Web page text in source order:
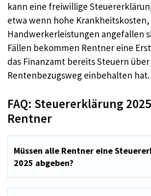
kann eine freiwillige
etwa wenn hohe
Handwerkerleistungen angefallen
Fällen bekommen Rentner eine
das Finanzamt bereits Steuern
Rentenbezugsweg einbehalten hat.
FAQ: Steuererklärung
Rentner
Müssen alle Rentner eine
2025 abgeben?